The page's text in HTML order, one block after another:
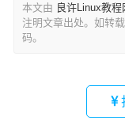
本文由 良许Linux教程
注明文章出处。如转
码。